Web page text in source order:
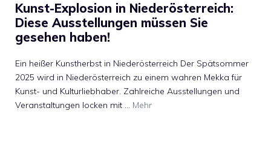
Kunst-Explosion in Niederösterreich:
Diese Ausstellungen müssen Sie
gesehen haben!
Ein heißer Kunstherbst in Niederösterreich Der Spätsommer
2025 wird in Niederösterreich zu einem wahren Mekka für
Kunst- und Kulturliebhaber. Zahlreiche Ausstellungen und
Veranstaltungen locken mit … Mehr